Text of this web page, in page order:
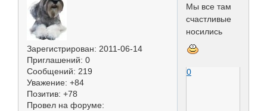
Зарегистрирован: 2011-06-14
Приглашений: 0
Сообщений: 219
Уважение: +84
Позитив: +78
Провел на форуме:
Мы все там
счастливые
носились
0